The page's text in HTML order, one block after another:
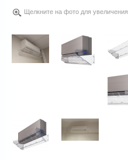
Щелкните на фото для увеличения